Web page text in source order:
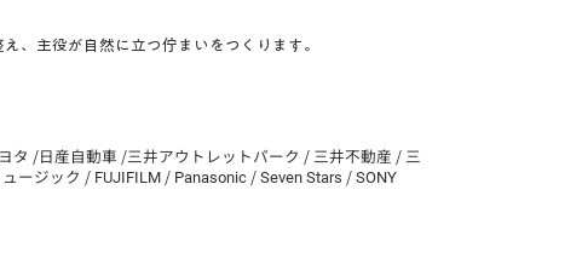
、主役が自然に立つ佇まいをつくります。
タ /日産自動車 /三井アウトレットパーク / 三井不動産 / 三
ージック / FUJIFILM / Panasonic / Seven Stars / SONY